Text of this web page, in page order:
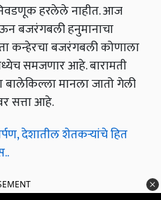
हरलेले नाहीत. आज
बजरंगबली हनुमानाचा
कन्हेरचा बजरंगबली कोणाला
समजणार आहे. बारामती
मानला जातो गेली
सत्ता आहे.
देशातील शेतकऱ्यांचे हित